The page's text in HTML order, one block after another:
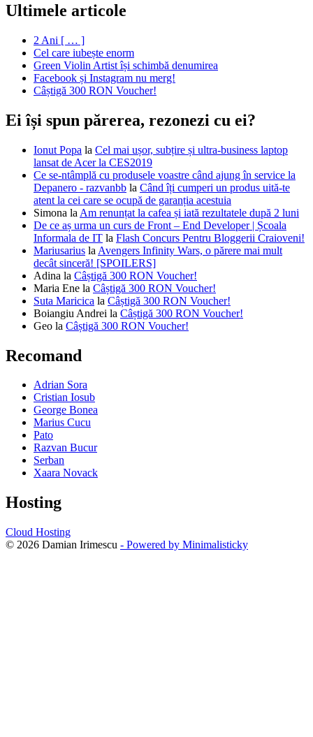
Ultimele articole
2 Ani [ … ]
Cel care iubește enorm
Green Violin Artist își schimbă denumirea
Facebook și Instagram nu merg!
Câștigă 300 RON Voucher!
Ei își spun părerea, rezonezi cu ei?
Ionut Popa la Cel mai ușor, subțire și ultra-business laptop
lansat de Acer la CES2019
Ce se-ntâmplă cu produsele voastre când ajung în service la
Depanero - razvanbb la Când îți cumperi un produs uită-te
atent la cei care se ocupă de garanția acestuia
Simona la Am renunțat la cafea și iată rezultatele după 2 luni
De ce aș urma un curs de Front – End Developer | Școala
Informala de IT la Flash Concurs Pentru Bloggerii Craioveni!
Mariusarius la Avengers Infinity Wars, o părere mai mult
decât sinceră! [SPOILERS]
Adina la Câștigă 300 RON Voucher!
Maria Ene la Câștigă 300 RON Voucher!
Suta Maricica la Câștigă 300 RON Voucher!
Boiangiu Andrei la Câștigă 300 RON Voucher!
Geo la Câștigă 300 RON Voucher!
Recomand
Adrian Sora
Cristian Iosub
George Bonea
Marius Cucu
Pato
Razvan Bucur
Serban
Xaara Novack
Hosting
Cloud Hosting
© 2026 Damian Irimescu - Powered by Minimalisticky